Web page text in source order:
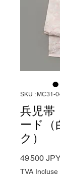
SKU : MC31-
兵児帯
ード（
ク）
49 500
TVA Incluse